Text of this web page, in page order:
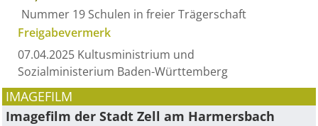
Nummer 19 Schulen in freier Trägerschaft
Freigabevermerk
07.04.2025 Kultusministrium und
Sozialministerium Baden-Württemberg
IMAGEFILM
Imagefilm der Stadt Zell am Harmersbach